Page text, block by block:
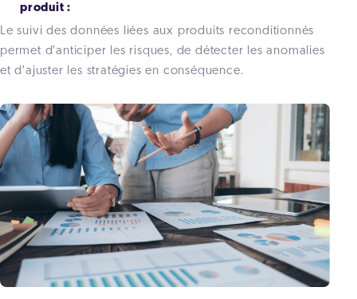
produit :
Le suivi des données liées aux produits reconditionnés
permet d’anticiper les risques, de détecter les anomalies
et d’ajuster les stratégies en conséquence.